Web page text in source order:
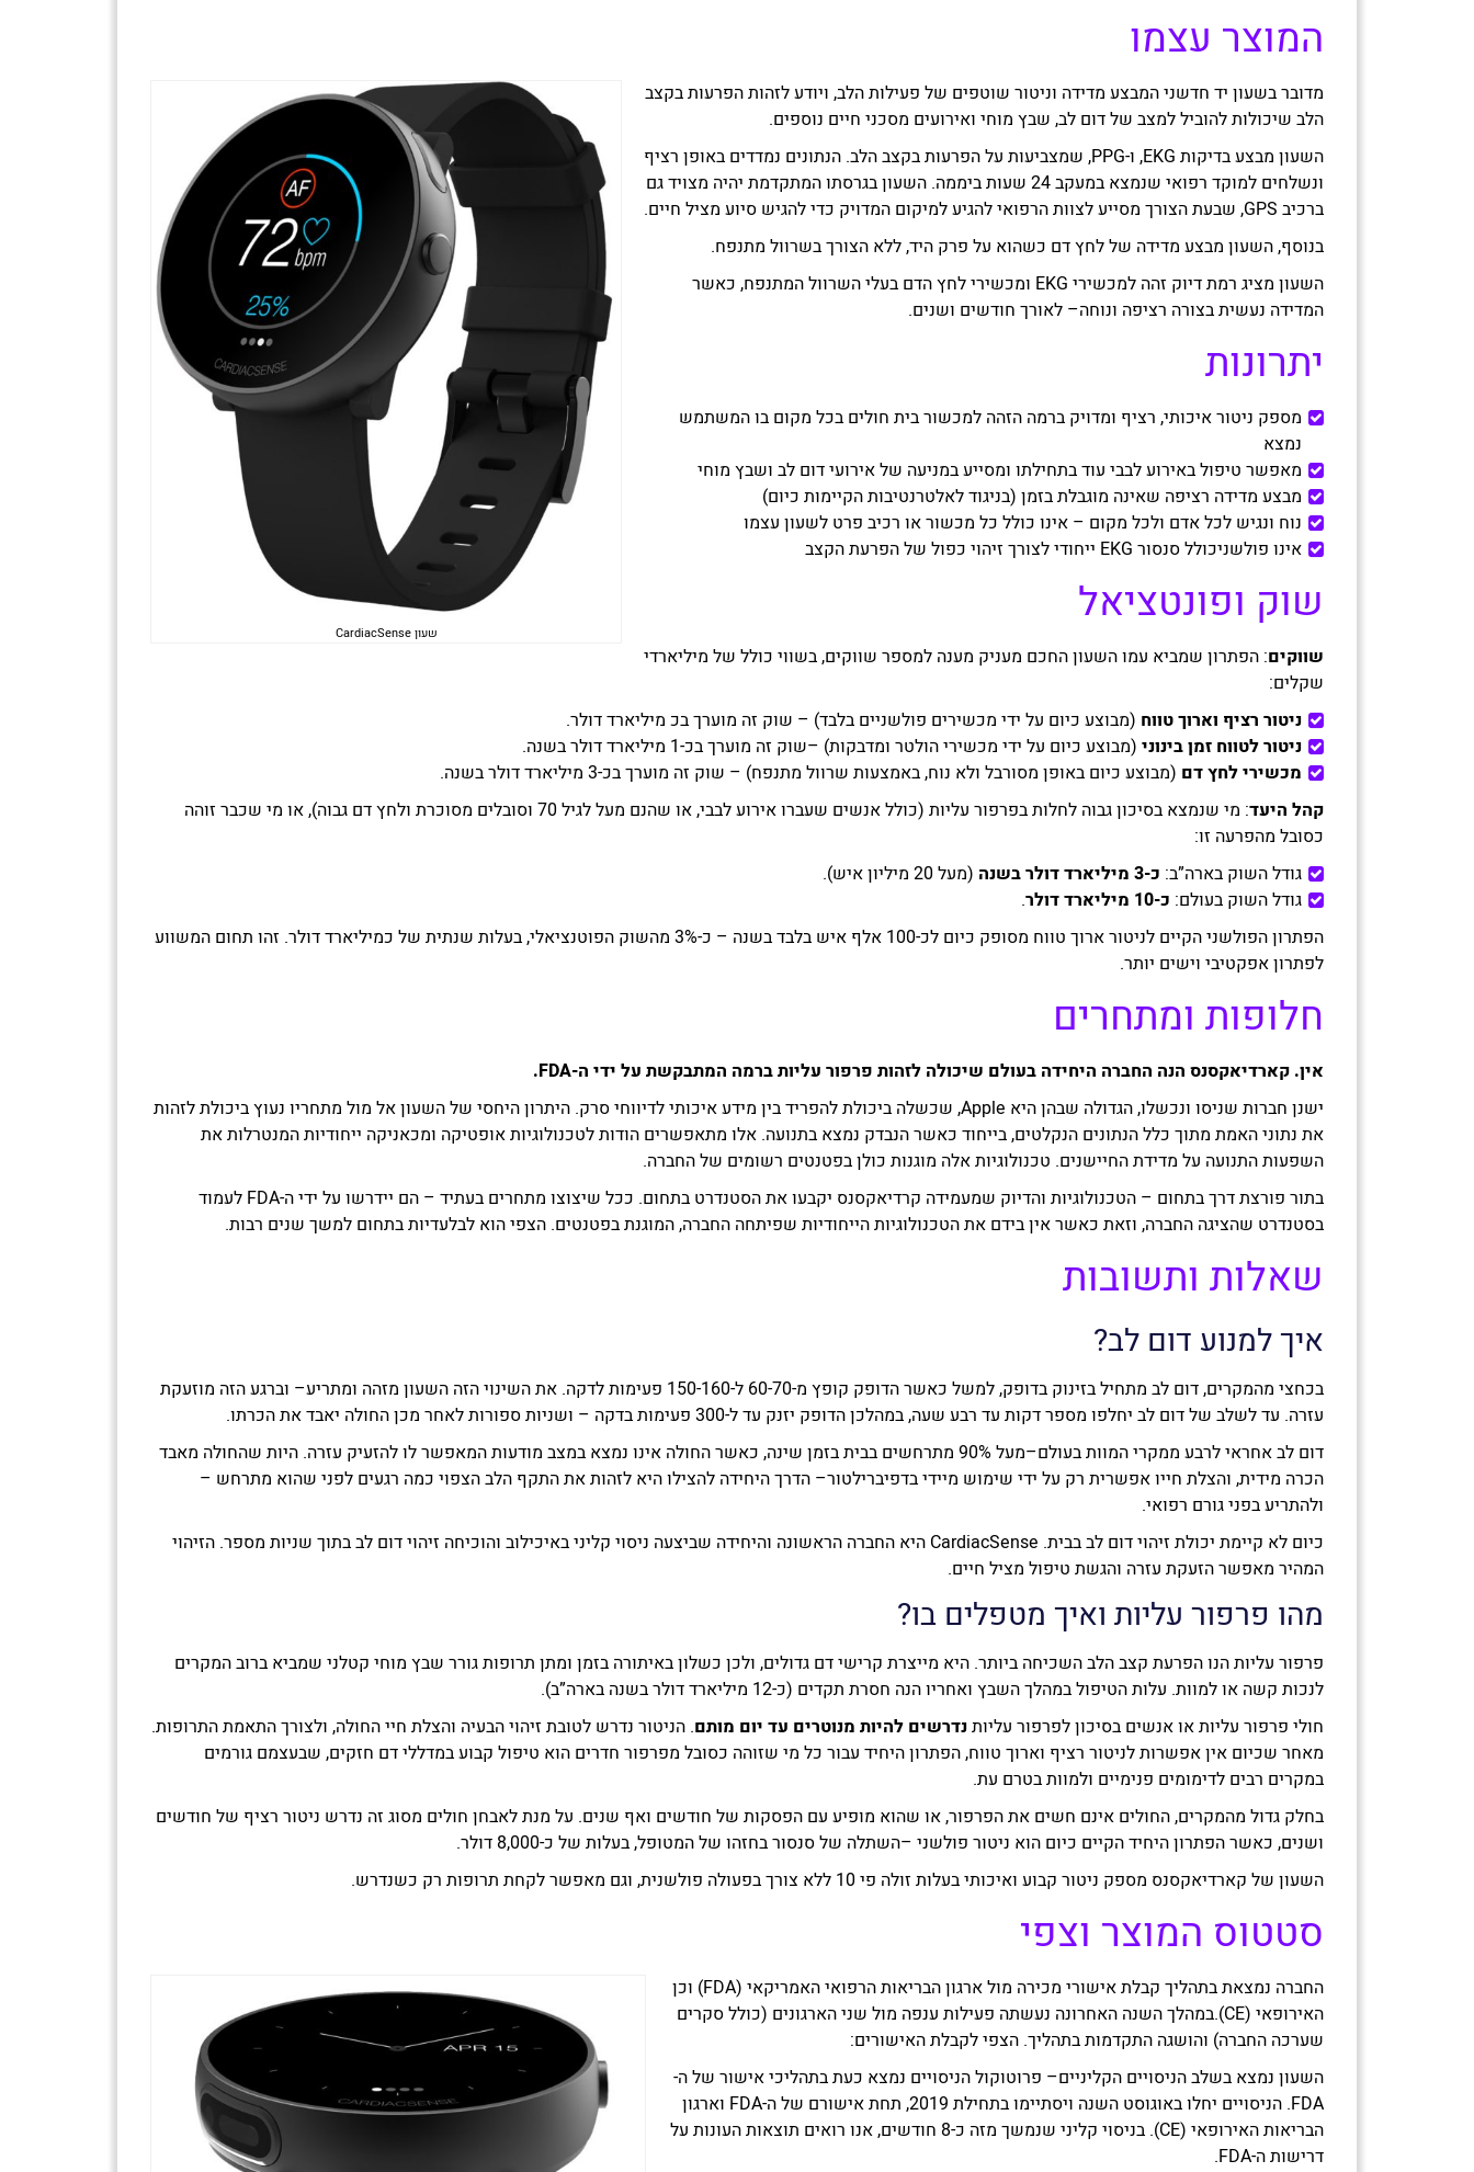
המוצר עצמו
שעון CardiacSense
מדובר בשעון יד חדשני המבצע מדידה וניטור שוטפים של פעילות הלב, ויודע לזהות הפרעות בקצב
הלב שיכולות להוביל למצב של דום לב, שבץ מוחי ואירועים מסכני חיים נוספים.
השעון מבצע בדיקות EKG, ו-PPG, שמצביעות על הפרעות בקצב הלב. הנתונים נמדדים באופן רציף
ונשלחים למוקד רפואי שנמצא במעקב 24 שעות ביממה. השעון בגרסתו המתקדמת יהיה מצויד גם
ברכיב GPS, שבעת הצורך מסייע לצוות הרפואי להגיע למיקום המדויק כדי להגיש סיוע מציל חיים.
בנוסף, השעון מבצע מדידה של לחץ דם כשהוא על פרק היד, ללא הצורך בשרוול מתנפח.
השעון מציג רמת דיוק זהה למכשירי EKG ומכשירי לחץ הדם בעלי השרוול המתנפח, כאשר
המדידה נעשית בצורה רציפה ונוחה– לאורך חודשים ושנים.
יתרונות
מספק ניטור איכותי, רציף ומדויק ברמה הזהה למכשור בית חולים בכל מקום בו המשתמש
נמצא
מאפשר טיפול באירוע לבבי עוד בתחילתו ומסייע במניעה של אירועי דום לב ושבץ מוחי
מבצע מדידה רציפה שאינה מוגבלת בזמן (בניגוד לאלטרנטיבות הקיימות כיום)
נוח ונגיש לכל אדם ולכל מקום – אינו כולל כל מכשור או רכיב פרט לשעון עצמו
אינו פולשניכולל סנסור EKG ייחודי לצורך זיהוי כפול של הפרעת הקצב
שוק ופונטציאל
שווקים: הפתרון שמביא עמו השעון החכם מעניק מענה למספר שווקים, בשווי כולל של מיליארדי
שקלים:
ניטור רציף וארוך טווח (מבוצע כיום על ידי מכשירים פולשניים בלבד) – שוק זה מוערך בכ מיליארד דולר.
ניטור לטווח זמן בינוני (מבוצע כיום על ידי מכשירי הולטר ומדבקות) –שוק זה מוערך בכ-1 מיליארד דולר בשנה.
מכשירי לחץ דם (מבוצע כיום באופן מסורבל ולא נוח, באמצעות שרוול מתנפח) – שוק זה מוערך בכ-3 מיליארד דולר בשנה.
קהל היעד
: מי שנמצא בסיכון גבוה לחלות בפרפור עליות (כולל אנשים שעברו אירוע לבבי, או שהנם מעל לגיל 70 וסובלים מסוכרת ולחץ דם גבוה), או מי שכבר זוהה
כסובל מהפרעה זו:
גודל השוק בארה”ב: כ-3 מיליארד דולר בשנה
(מעל 20 מיליון איש).
גודל השוק בעולם: כ-10 מיליארד דולר
.
הפתרון הפולשני הקיים לניטור ארוך טווח מסופק כיום לכ-100 אלף איש בלבד בשנה – כ-3% מהשוק הפוטנציאלי, בעלות שנתית של כמיליארד דולר. זהו תחום המשווע
לפתרון אפקטיבי וישים יותר.
חלופות ומתחרים
אין. קארדיאקסנס הנה החברה היחידה בעולם שיכולה לזהות פרפור עליות ברמה המתבקשת על ידי ה-FDA.
ישנן חברות שניסו ונכשלו, הגדולה שבהן היא Apple, שכשלה ביכולת להפריד בין מידע איכותי לדיווחי סרק. היתרון היחסי של השעון אל מול מתחריו נעוץ ביכולת לזהות
את נתוני האמת מתוך כלל הנתונים הנקלטים, בייחוד כאשר הנבדק נמצא בתנועה. אלו מתאפשרים הודות לטכנולוגיות אופטיקה ומכאניקה ייחודיות המנטרלות את
השפעות התנועה על מדידת החיישנים. טכנולוגיות אלה מוגנות כולן בפטנטים רשומים של החברה.
בתור פורצת דרך בתחום – הטכנולוגיות והדיוק שמעמידה קרדיאקסנס יקבעו את הסטנדרט בתחום. ככל שיצוצו מתחרים בעתיד – הם יידרשו על ידי ה-FDA לעמוד
בסטנדרט שהציגה החברה, וזאת כאשר אין בידם את הטכנולוגיות הייחודיות שפיתחה החברה, המוגנת בפטנטים. הצפי הוא לבלעדיות בתחום למשך שנים רבות.
שאלות ותשובות
איך למנוע דום לב?
בכחצי מהמקרים, דום לב מתחיל בזינוק בדופק, למשל כאשר הדופק קופץ מ-60-70 ל-150-160 פעימות לדקה. את השינוי הזה השעון מזהה ומתריע– וברגע הזה מוזעקת
עזרה. עד לשלב של דום לב יחלפו מספר דקות עד רבע שעה, במהלכן הדופק יזנק עד ל-300 פעימות בדקה – ושניות ספורות לאחר מכן החולה יאבד את הכרתו.
דום לב אחראי לרבע ממקרי המוות בעולם–מעל 90% מתרחשים בבית בזמן שינה, כאשר החולה אינו נמצא במצב מודעות המאפשר לו להזעיק עזרה. היות שהחולה מאבד
הכרה מידית, והצלת חייו אפשרית רק על ידי שימוש מיידי בדפיברילטור– הדרך היחידה להצילו היא לזהות את התקף הלב הצפוי כמה רגעים לפני שהוא מתרחש –
ולהתריע בפני גורם רפואי.
כיום לא קיימת יכולת זיהוי דום לב בבית. CardiacSense היא החברה הראשונה והיחידה שביצעה ניסוי קליני באיכילוב והוכיחה זיהוי דום לב בתוך שניות מספר. הזיהוי
המהיר מאפשר הזעקת עזרה והגשת טיפול מציל חיים.
מהו פרפור עליות ואיך מטפלים בו?
פרפור עליות הנו הפרעת קצב הלב השכיחה ביותר. היא מייצרת קרישי דם גדולים, ולכן כשלון באיתורה בזמן ומתן תרופות גורר שבץ מוחי קטלני שמביא ברוב המקרים
לנכות קשה או למוות. עלות הטיפול במהלך השבץ ואחריו הנה חסרת תקדים (כ-12 מיליארד דולר בשנה בארה”ב).
חולי פרפור עליות או אנשים בסיכון לפרפור עליותנדרשים להיות מנוטרים עד יום מותם. הניטור נדרש לטובת זיהוי הבעיה והצלת חיי החולה, ולצורך התאמת התרופות.
מאחר שכיום אין אפשרות לניטור רציף וארוך טווח, הפתרון היחיד עבור כל מי שזוהה כסובל מפרפור חדרים הוא טיפול קבוע במדללי דם חזקים, שבעצמם גורמים
במקרים רבים לדימומים פנימיים ולמוות בטרם עת.
בחלק גדול מהמקרים, החולים אינם חשים את הפרפור, או שהוא מופיע עם הפסקות של חודשים ואף שנים. על מנת לאבחן חולים מסוג זה נדרש ניטור רציף של חודשים
ושנים, כאשר הפתרון היחיד הקיים כיום הוא ניטור פולשני –השתלה של סנסור בחזהו של המטופל, בעלות של כ-8,000 דולר.
השעון של קארדיאקסנס מספק ניטור קבוע ואיכותי בעלות זולה פי 10 ללא צורך בפעולה פולשנית, וגם מאפשר לקחת תרופות רק כשנדרש.
סטטוס המוצר וצפי
החברה נמצאת בתהליך קבלת אישורי מכירה מול ארגון הבריאות הרפואי האמריקאי (FDA) וכן
האירופאי (CE).במהלך השנה האחרונה נעשתה פעילות ענפה מול שני הארגונים (כולל סקרים
שערכה החברה) והושגה התקדמות בתהליך. הצפי לקבלת האישורים:
השעון נמצא בשלב הניסויים הקליניים– פרוטוקול הניסויים נמצא כעת בתהליכי אישור של ה-
FDA. הניסויים יחלו באוגוסט השנה ויסתיימו בתחילת 2019, תחת אישורם של ה-FDA וארגון
הבריאות האירופאי (CE). בניסוי קליני שנמשך מזה כ-8 חודשים, אנו רואים תוצאות העונות על
דרישות ה-FDA.